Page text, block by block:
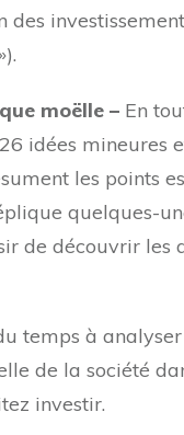
des
moëlle – En
idées mineures
les points
quelques-
de découvrir les
temps à
de la société
investir.